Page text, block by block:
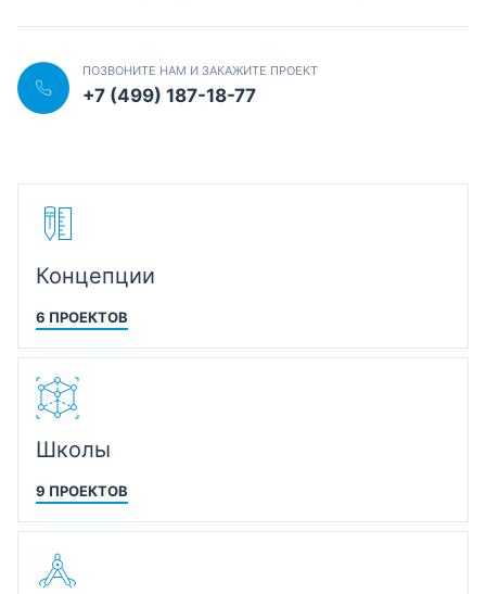
ПОЗВОНИТЕ НАМ И ЗАКАЖИТЕ ПРОЕКТ
+7 (499) 187-18-77
Концепции
6 ПРОЕКТОВ
Школы
9 ПРОЕКТОВ